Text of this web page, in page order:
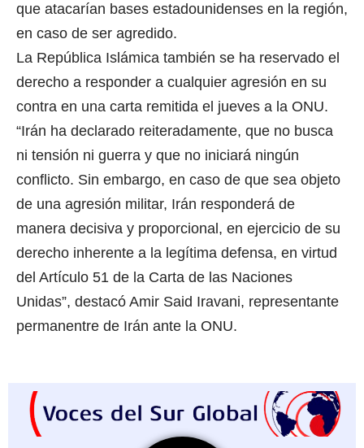
que atacarían bases estadounidenses en la región,
en caso de ser agredido.
La República Islámica también se ha reservado el
derecho a responder a cualquier agresión en su
contra en una carta remitida el jueves a la ONU.
“Irán ha declarado reiteradamente, que no busca
ni tensión ni guerra y que no iniciará ningún
conflicto. Sin embargo, en caso de que sea objeto
de una agresión militar, Irán responderá de
manera decisiva y proporcional, en ejercicio de su
derecho inherente a la legítima defensa, en virtud
del Artículo 51 de la Carta de las Naciones
Unidas”, destacó Amir Said Iravani, representante
permanentre de Irán ante la ONU.